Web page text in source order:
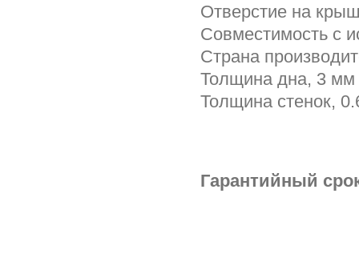
Отверстие на
Совместимость с
Страна
Толщина дна, 3 мм
Толщина стенок,
Гарантийный